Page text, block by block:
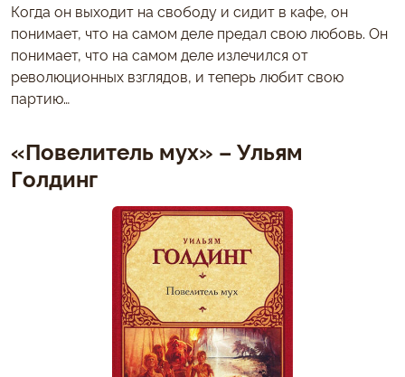
Когда он выходит на свободу и сидит в кафе, он
понимает, что на самом деле предал свою любовь. Он
понимает, что на самом деле излечился от
революционных взглядов, и теперь любит свою
партию…
«Повелитель мух» – Ульям
Голдинг